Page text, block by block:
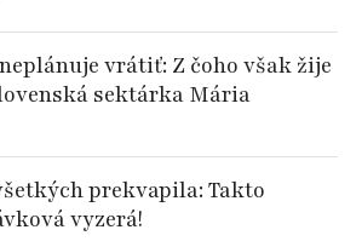
vrátiť: Z čoho však žije
sektárka Mária
prekvapila: Takto
vyzerá!